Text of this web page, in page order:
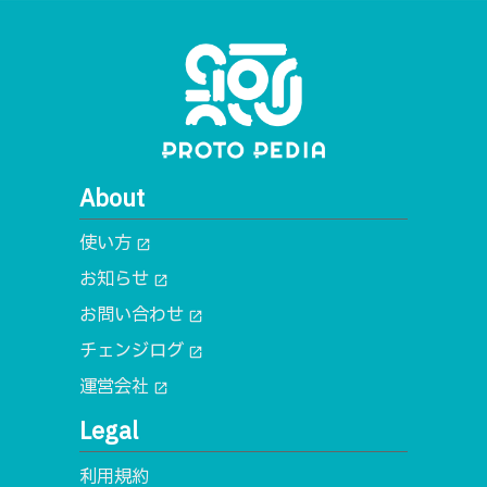
About
使い方 open_in_new
お知らせ open_in_new
お問い合わせ open_in_new
チェンジログ open_in_new
運営会社 open_in_new
Legal
利用規約